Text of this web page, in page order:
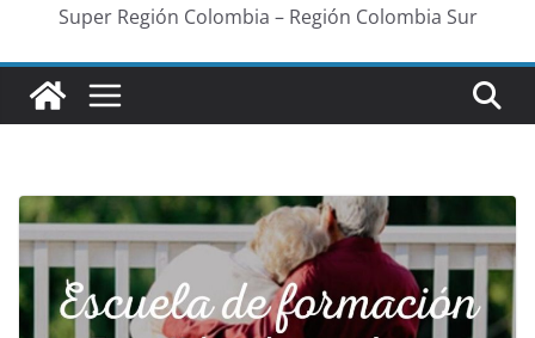
Super Región Colombia – Región Colombia Sur